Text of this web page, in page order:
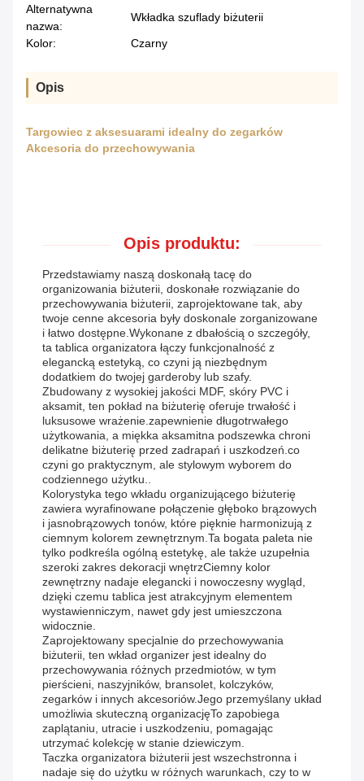
Alternatywna
nazwa:
Wkładka szuflady biżuterii
Kolor:
Czarny
Opis
Targowiec z aksesuarami idealny do zegarków
Akcesoria do przechowywania
Opis produktu:
Przedstawiamy naszą doskonałą tacę do
organizowania biżuterii, doskonałe rozwiązanie do
przechowywania biżuterii, zaprojektowane tak, aby
twoje cenne akcesoria były doskonale zorganizowane
i łatwo dostępne.Wykonane z dbałością o szczegóły,
ta tablica organizatora łączy funkcjonalność z
elegancką estetyką, co czyni ją niezbędnym
dodatkiem do twojej garderoby lub szafy.
Zbudowany z wysokiej jakości MDF, skóry PVC i
aksamit, ten pokład na biżuterię oferuje trwałość i
luksusowe wrażenie.zapewnienie długotrwałego
użytkowania, a miękka aksamitna podszewka chroni
delikatne biżuterię przed zadrapań i uszkodzeń.co
czyni go praktycznym, ale stylowym wyborem do
codziennego użytku..
Kolorystyka tego wkładu organizującego biżuterię
zawiera wyrafinowane połączenie głęboko brązowych
i jasnobrązowych tonów, które pięknie harmonizują z
ciemnym kolorem zewnętrznym.Ta bogata paleta nie
tylko podkreśla ogólną estetykę, ale także uzupełnia
szeroki zakres dekoracji wnętrzCiemny kolor
zewnętrzny nadaje elegancki i nowoczesny wygląd,
dzięki czemu tablica jest atrakcyjnym elementem
wystawienniczym, nawet gdy jest umieszczona
widocznie.
Zaprojektowany specjalnie do przechowywania
biżuterii, ten wkład organizer jest idealny do
przechowywania różnych przedmiotów, w tym
pierścieni, naszyjników, bransolet, kolczyków,
zegarków i innych akcesoriów.Jego przemyślany układ
umożliwia skuteczną organizacjęTo zapobiega
zaplątaniu, utracie i uszkodzeniu, pomagając
utrzymać kolekcję w stanie dziewiczym.
Taczka organizatora biżuterii jest wszechstronna i
nadaje się do użytku w różnych warunkach, czy to w